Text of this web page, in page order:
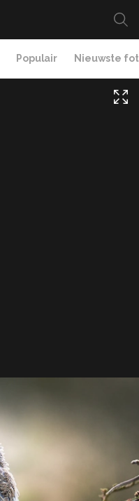
Populair Nieuwste